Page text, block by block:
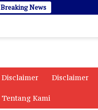
Breaking News
Disclaimer Disclaimer
Tentang Kami